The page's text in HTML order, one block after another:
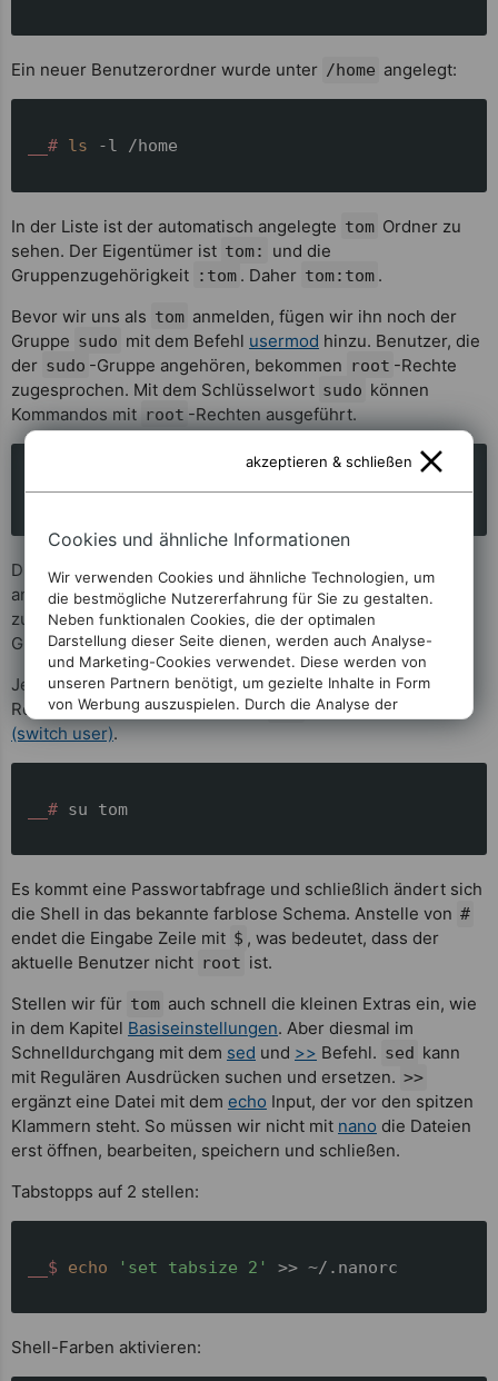
Ein neuer Benutzerordner wurde unter /home angelegt:
__# ls -l /home
In der Liste ist der automatisch angelegte tom Ordner zu
sehen. Der Eigentümer ist tom:
und die
Gruppenzugehörigkeit :tom . Daher tom:tom .
Bevor wir uns als tom anmelden, fügen wir ihn noch der
Gruppe sudo mit dem Befehl usermod hinzu. Benutzer, die
der sudo -Gruppe angehören, bekommen root -Rechte
zugesprochen. Mit dem Schlüsselwort sudo können
Kommandos mit root -Rechten ausgeführt.
__# usermod -aG sudo tom
Die Option allein würde bewirken, dass tom aus allen
anderen Gruppen entfernt werden würde. Mit der
zusätzlichen Option-a, verbleibt er auch in allen anderen
Gruppen. Daher die Verkettung von-aund-Gzu-aG
Jetzt ist tom in der sudo -Gruppe und hat damitroot
Rechte. Wechseln wir wieder zutommit dem Befehl
(switch user).
__# su tom
Es kommt eine Passwortabfrage und schließlich ändert sich
die Shell in das bekannte farblose Schema. Anstelle von #
endet die Eingabe Zeile mit $ , was bedeutet, dass der
aktuelle Benutzer nicht root ist.
Stellen wir für tom auch schnell die kleinen Extras ein, wie
in dem Kapitel Basiseinstellungen. Aber diesmal im
Schnelldurchgang mit dem sed und >> Befehl. sed kann
mit Regulären Ausdrücken suchen und ersetzen. >>
ergänzt eine Datei mit dem echo Input, der vor den spitzen
Klammern steht. So müssen wir nicht mit nano die Dateien
erst öffnen, bearbeiten, speichern und schließen.
Tabstopps auf 2 stellen:
__$ echo 'set tabsize 2' >> ~/.nanorc
Shell-Farben aktivieren:
akzeptieren & schließen
Cookies und ähnliche Informationen
Wir verwenden Cookies und ähnliche Technologien, um
die bestmögliche Nutzererfahrung für Sie zu gestalten.
Neben funktionalen Cookies, die der optimalen
Darstellung dieser Seite dienen, werden auch Analyse-
und Marketing-Cookies verwendet. Diese werden von
unseren Partnern benötigt, um gezielte Inhalte in Form
von Werbung auszuspielen. Durch die Analyse der
Nutzung ist eine bessere Weiterentwicklung des
Angebotes möglich.
Bereitstellung dieser Seite. Sie können der Nutzung aller
Ihre Auswahl jederzeit unterDatenschutzändern.